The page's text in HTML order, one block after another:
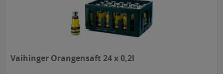
Vaihinger Orangensaft 24 x 0,2l